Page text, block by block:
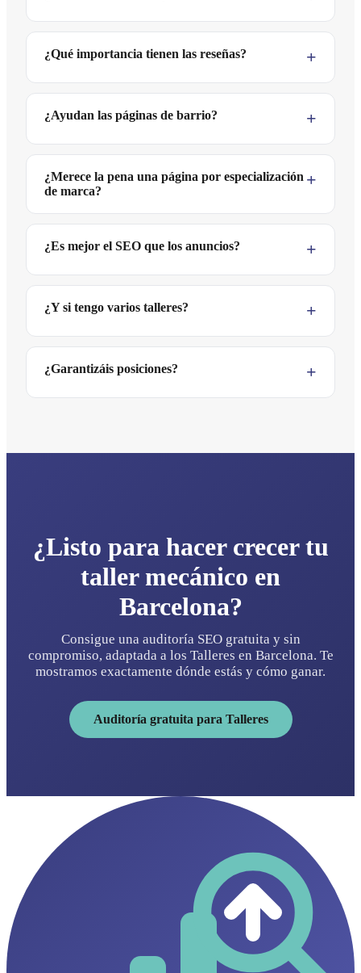
¿Qué importancia tienen las reseñas?
¿Ayudan las páginas de barrio?
¿Merece la pena una página por especialización
de marca?
¿Es mejor el SEO que los anuncios?
¿Y si tengo varios talleres?
¿Garantizáis posiciones?
¿Listo para hacer crecer tu
taller mecánico en
Barcelona?
Consigue una auditoría SEO gratuita y sin
compromiso, adaptada a los Talleres en Barcelona. Te
mostramos exactamente dónde estás y cómo ganar.
Auditoría gratuita para Talleres